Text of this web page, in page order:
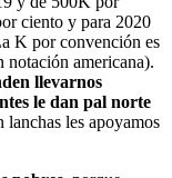
ciento y para 2020
K por convención es
americana).
llevarnos
le dan pal norte
lanchas les apoyamos